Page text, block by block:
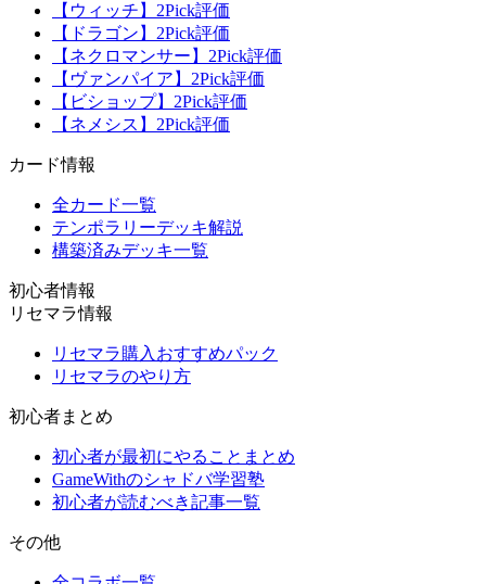
【ウィッチ】2Pick評価
【ドラゴン】2Pick評価
【ネクロマンサー】2Pick評価
【ヴァンパイア】2Pick評価
【ビショップ】2Pick評価
【ネメシス】2Pick評価
カード情報
全カード一覧
テンポラリーデッキ解説
構築済みデッキ一覧
初心者情報
リセマラ情報
リセマラ購入おすすめパック
リセマラのやり方
初心者まとめ
初心者が最初にやることまとめ
GameWithのシャドバ学習塾
初心者が読むべき記事一覧
その他